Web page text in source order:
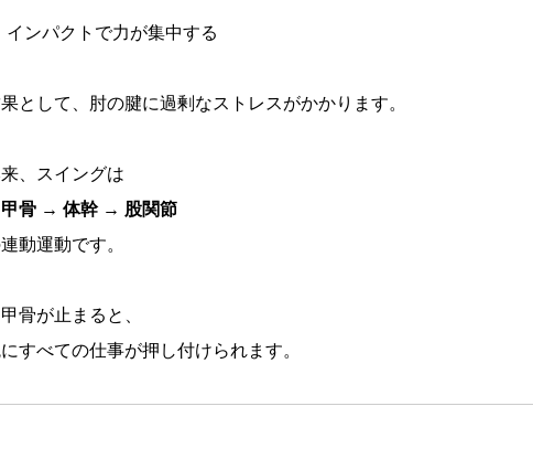
インパクトで力が集中する
として、肘の腱に過剰なストレスがかかります。
、スイングは
骨 → 体幹 → 股関節
動運動です。
骨が止まると、
すべての仕事が押し付けられます。